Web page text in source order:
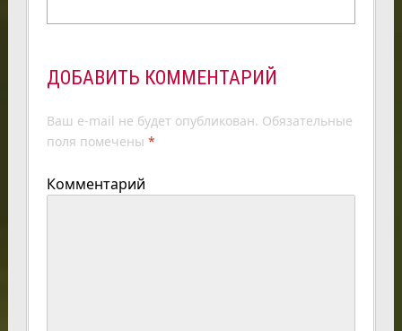
ДОБАВИТЬ КОММЕНТАРИЙ
Ваш e-mail не будет опубликован. Обязательные
поля помечены *
Комментарий